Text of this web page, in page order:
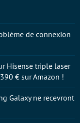
de connexion
Hisense triple laser
€ sur Amazon !
Galaxy ne recevront